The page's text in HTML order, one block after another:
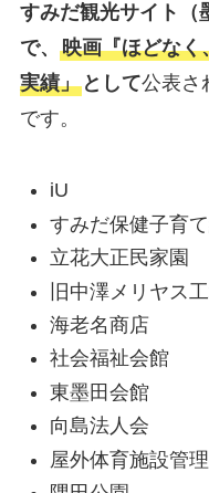
すみだ観光サイト（
で、 映画『ほどなく
実績」として公表さ
です。
iU
すみだ保健子育
立花大正民家園
旧中澤メリヤス
海老名商店
社会福祉会館
東墨田会館
向島法人会
屋外体育施設管